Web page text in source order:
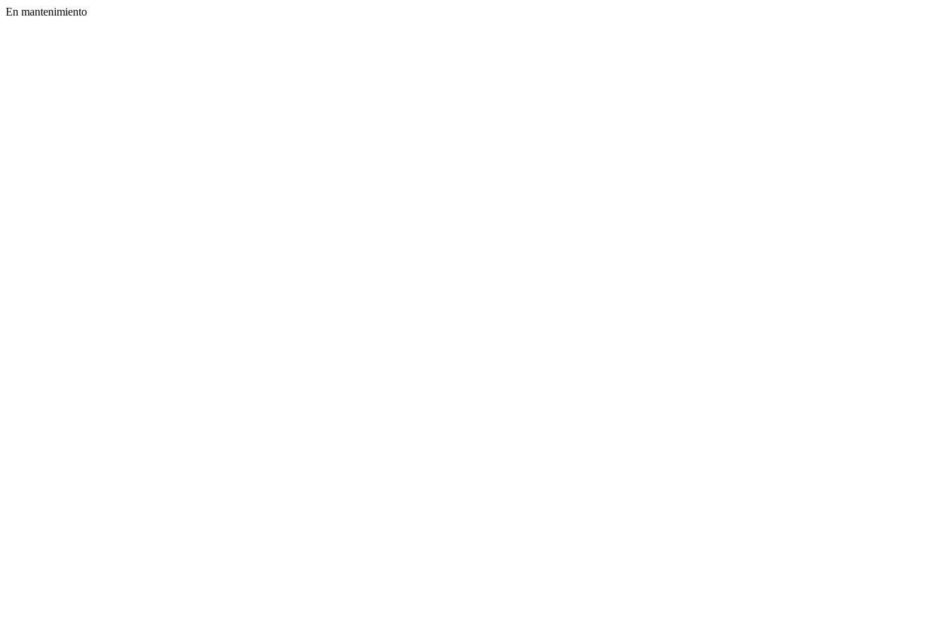
En mantenimiento